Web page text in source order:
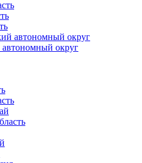
автономный округ
округ